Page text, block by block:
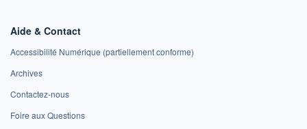
Aide & Contact
Accessibilité Numérique (partiellement conforme)
Archives
Contactez-nous
Foire aux Questions